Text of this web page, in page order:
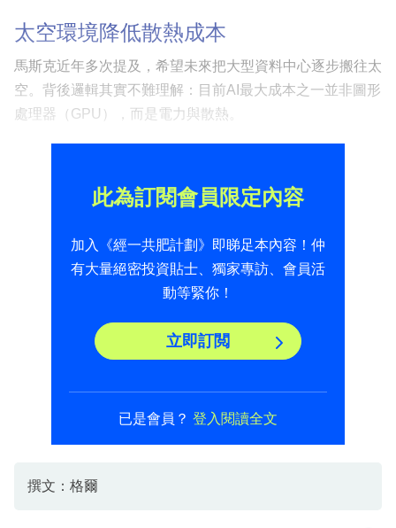
太空環境降低散熱成本
馬斯克近年多次提及，希望未來把大型資料中心逐步搬往太
空。背後邏輯其實不難理解：目前AI最大成本之一並非圖形
處理器（GPU），而是電力與散熱。
此為訂閱會員限定內容
加入《經一共肥計劃》即睇足本內容！仲
有大量絕密投資貼士、獨家專訪、會員活
動等緊你！
立即訂閲
已是會員？ 登入閱讀全文
撰文：格爾